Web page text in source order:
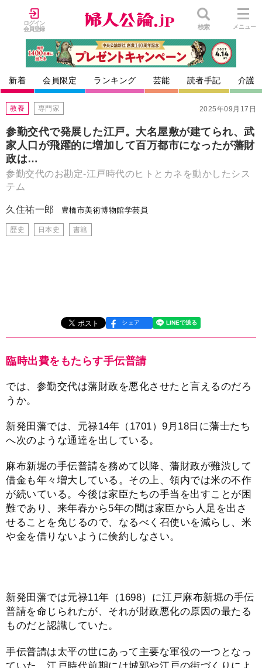
ログイン
会員登録
検索 メニュー
新着 会員限定 ランキング 芸能 読者手記 介護
2025年09月17日
教養 専門家
参勤交代で発展した江戸。大名屋敷が建てられ、武
家人口が飛躍的に増加して百万都市になったが藩財
政は…
参勤交代のお勘定-江戸時代のヒトとカネを動かしたシス
テム
久住祐一郎 豊橋市美術博物館学芸員
歴史 日本史 書籍
シェア
臨時出費をもたらす手伝普請
では、参勤交代は藩財政を悪化させたと言えるのだろ
うか。
新発田藩では、元禄14年（1701）9月18日に藩士たち
へ次のような通達を出している。
麻布新堀の手伝普請を務めて以降、藩財政が難渋して
借金も年々増大している。その上、領内では米の不作
が続いている。今後は家臣たちの手当を出すことが困
難であり、来年春から5年の間は家臣から人足を出さ
せることを免じるので、なるべく召使いを減らし、米
や金を借りないように倹約しなさい。
新発田藩では元禄11年（1698）に江戸麻布新堀の手伝
普請を命じられたが、それが財政悪化の原因の最たる
ものだと認識していた。
手伝普請は太平の世にあって主要な軍役の一つとなっ